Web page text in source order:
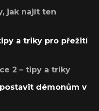
jak najít ten
a triky pro přežití
2 – tipy a triky
démonům v